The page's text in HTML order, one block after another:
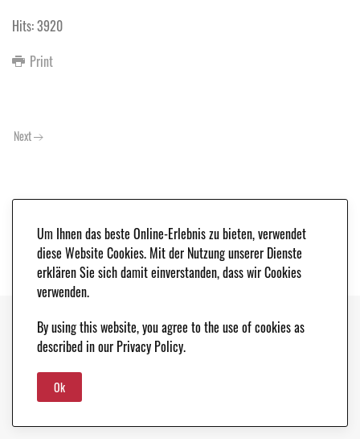
Hits: 3920
Print
Next
Copyright © 2021. Classic & Race Cars - Peter Schleifer & Co. |LEGAL NOTICE
DATA PROTECTION
Um Ihnen das beste Online-Erlebnis zu bieten, verwendet
diese Website Cookies. Mit der Nutzung unserer Dienste
erklären Sie sich damit einverstanden, dass wir Cookies
verwenden.
By using this website, you agree to the use of cookies as
described in our Privacy Policy.
Ok